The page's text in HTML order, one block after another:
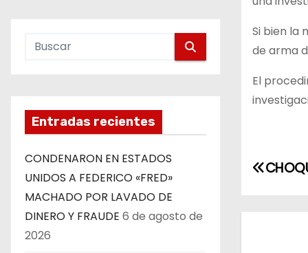
Entradas recientes
CONDENARON EN ESTADOS
UNIDOS A FEDERICO «FRED»
MACHADO POR LAVADO DE
DINERO Y FRAUDE 6 de agosto de
2026
Si bien la
de arma
El
N